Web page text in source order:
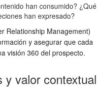
han consumido? ¿Qué
han expresado?
Relationship Management)
y asegurar que cada
visión 360 del prospecto.
y valor contextual